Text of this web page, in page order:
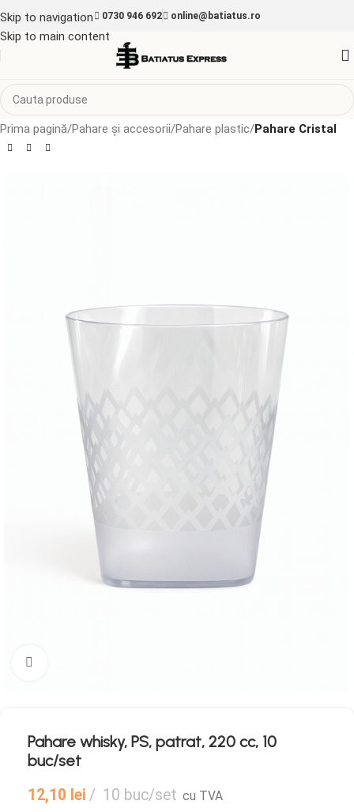
Skip to navigation
Skip to main content
0730 946 692 online@batiatus.ro
Prima pagină Pahare și accesorii Pahare plastic Pahare Cristal
Pahare whisky, PS, patrat, 220 cc, 10
buc/set
12,10 lei 10 buc/set cu TVA